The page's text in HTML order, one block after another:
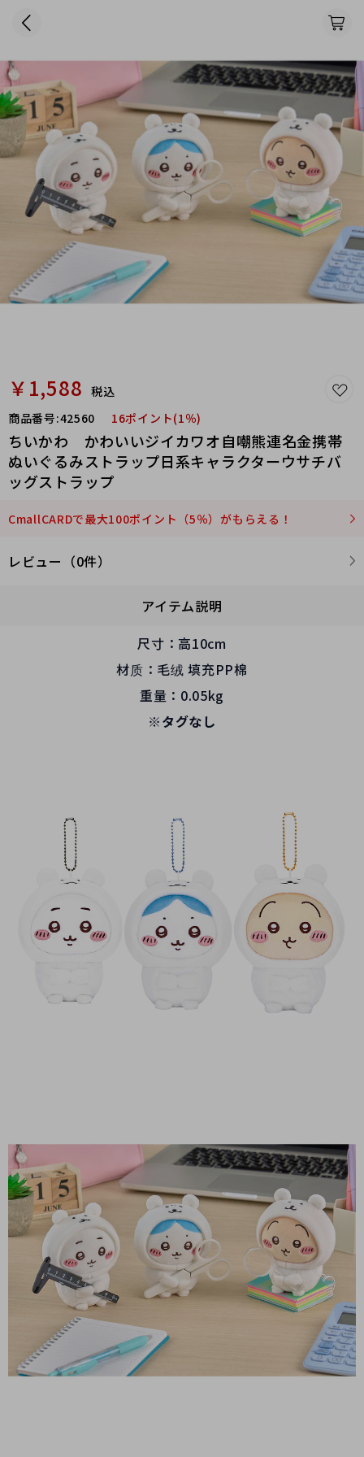
￥1,588 税込
商品番号:42560 16ポイント(1％)
ちいかわ かわいいジイカワオ自嘲熊連名金携帯
ぬいぐるみストラップ日系キャラクターウサチバ
ッグストラップ
CmallCARDで最大100ポイント（5％）がもらえる！
レビュー（0件）
アイテム説明
尺寸：高10cm
材质：毛绒 填充PP棉
重量：0.05kg
※タグなし